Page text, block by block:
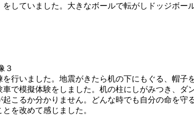
していました。大きなボールで転がしドッジボー
行いました。地震がきたら机の下にもぐる、帽子
で模擬体験をしました。机の柱にしがみつき、ダ
こるか分かりません。どんな時でも自分の命を守
を改めて感じました。